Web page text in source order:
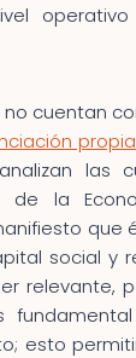
cuentan
las
de la
que
social y
relevante,
esto